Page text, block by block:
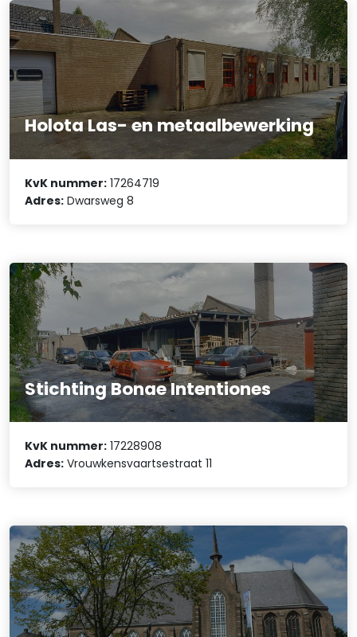
Holota Las- en metaalbewerking
KvK nummer: 17264719
Adres: Dwarsweg 8
Stichting Bonae Intentiones
KvK nummer: 17228908
Adres: Vrouwkensvaartsestraat 11